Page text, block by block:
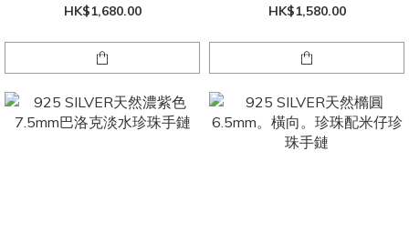
HK$1,680.00 HK$1,580.00